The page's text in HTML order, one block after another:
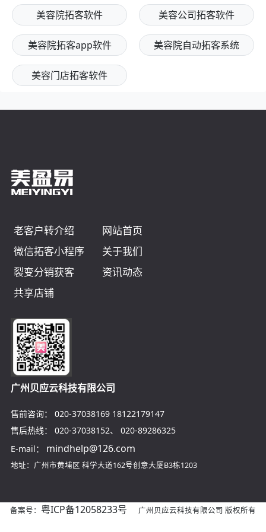
美容院拓客软件 美容公司拓客软件
美容院拓客app软件 美容院自动拓客系统
美容门店拓客软件
老客户转介绍
网站首页
微信拓客小程序
关于我们
裂变分销获客
资讯动态
共享店铺
广州贝应云科技有限公司
售前咨询： 020-37038169 18122179147
售后热线：
020-37038152、 020-89286325
E-mail：
mindhelp@126.com
地址：广州市黄埔区 科学大道162号创意大厦B3栋1203
备案号： 粤ICP备12058233号 广州贝应云科技有限公司 版权所有